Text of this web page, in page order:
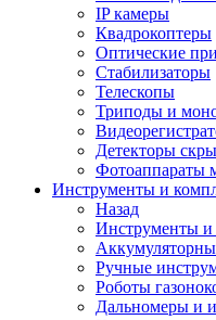
IP камеры
Квадрокоптеры
Оптические
Стабилизаторы
Телескопы
Триподы и
Детекторы
Фотоаппараты
Инструменты и
Назад
Инструменты
Ручные
Роботы
Дальномеры и